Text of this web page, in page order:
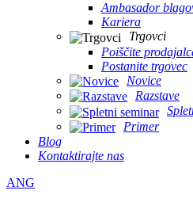
Ambasador
Kariera
Trgovci
Poiščite
Postanite trgovec
Novice
Razstave
Primer
Blog
Kontaktirajte nas
ANG